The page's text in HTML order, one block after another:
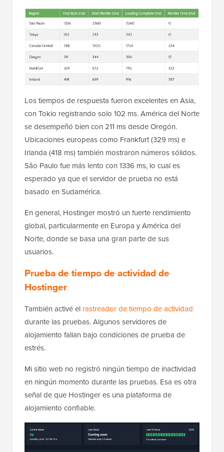
Los tiempos de respuesta fueron excelentes en Asia,
con Tokio registrando solo 102 ms. América del Norte
se desempeñó bien con 211 ms desde Oregón.
Ubicaciones europeas como Frankfurt (329 ms) e
Irlanda (418 ms) también mostraron números sólidos.
São Paulo fue más lento con 1336 ms, lo cual es
esperado ya que el servidor de prueba no está
basado en Sudamérica.
En general, Hostinger mostró un fuerte rendimiento
global, particularmente en Europa y América del
Norte, donde se basa una gran parte de sus
usuarios.
Prueba de tiempo de actividad de
Hostinger
También activé el rastreador de tiempo de actividad
durante las pruebas. Algunos servidores de
alojamiento fallan bajo condiciones de prueba de
estrés.
Mi sitio web no registró ningún tiempo de inactividad
en ningún momento durante las pruebas. Esa es otra
señal de que Hostinger es una plataforma de
alojamiento confiable.